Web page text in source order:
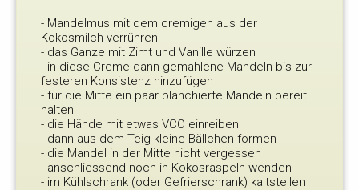
- Mandelmus mit dem cremigen aus der
Kokosmilch verrühren
- das Ganze mit Zimt und Vanille würzen
- in diese Creme dann gemahlene Mandeln bis zur
festeren Konsistenz hinzufügen
- für die Mitte ein paar blanchierte Mandeln bereit
halten
- die Hände mit etwas VCO einreiben
- dann aus dem Teig kleine Bällchen formen
- die Mandel in der Mitte nicht vergessen
- anschliessend noch in Kokosraspeln wenden
- im Kühlschrank (oder Gefrierschrank) kaltstellen